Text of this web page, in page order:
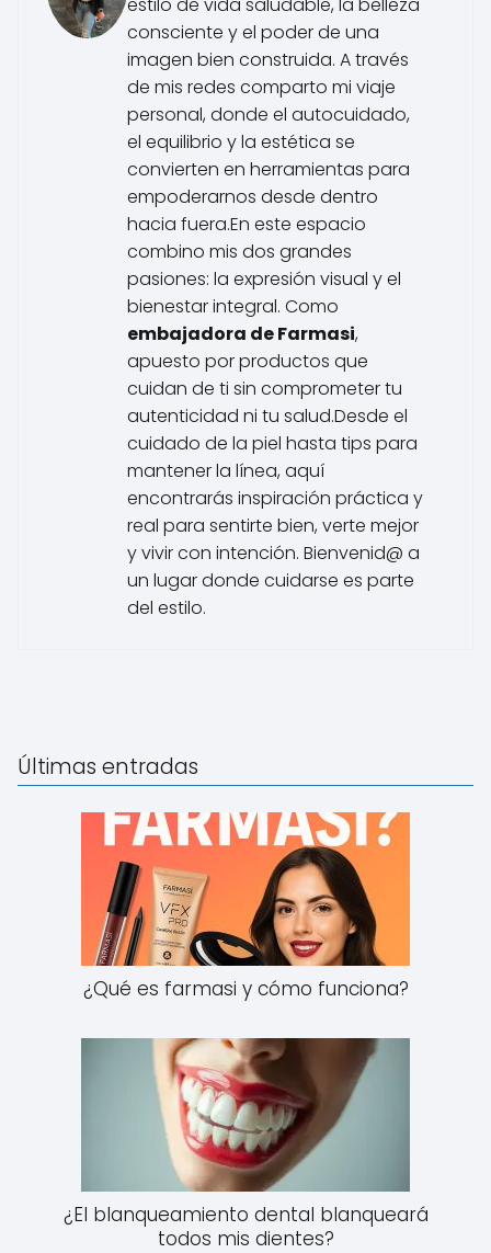
consciente y el poder de una
imagen bien construida. A través
de mis redes comparto mi viaje
personal, donde el autocuidado,
el equilibrio y la estética se
convierten en herramientas para
empoderarnos desde dentro
hacia fuera.En este espacio
combino mis dos grandes
pasiones: la expresión visual y el
bienestar integral. Como
embajadora de Farmasi,
apuesto por productos que
cuidan de ti sin comprometer tu
autenticidad ni tu salud.Desde el
cuidado de la piel hasta tips para
mantener la línea, aquí
encontrarás inspiración práctica y
real para sentirte bien, verte mejor
y vivir con intención. Bienvenid@ a
un lugar donde cuidarse es parte
del estilo.
Últimas entradas
¿Qué es farmasi y cómo funciona?
¿El blanqueamiento dental blanqueará
todos mis dientes?